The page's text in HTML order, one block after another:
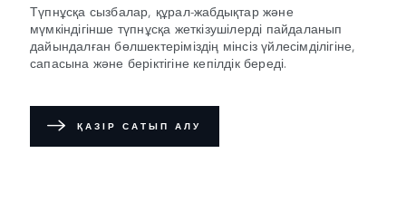
Түпнұсқа сызбалар, құрал-жабдықтар және
мүмкіндігінше түпнұсқа жеткізушілерді пайдаланып
дайындалған бөлшектеріміздің мінсіз үйлесімділігіне,
сапасына және беріктігіне кепілдік береді.
ҚАЗІР САТЫП АЛУ